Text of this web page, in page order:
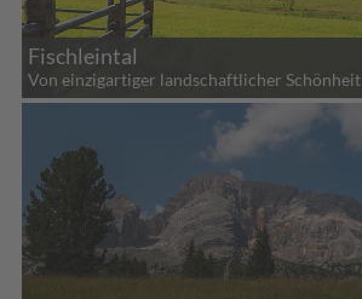
Fischleintal
Von einzigartiger landschaftlicher Schönheit